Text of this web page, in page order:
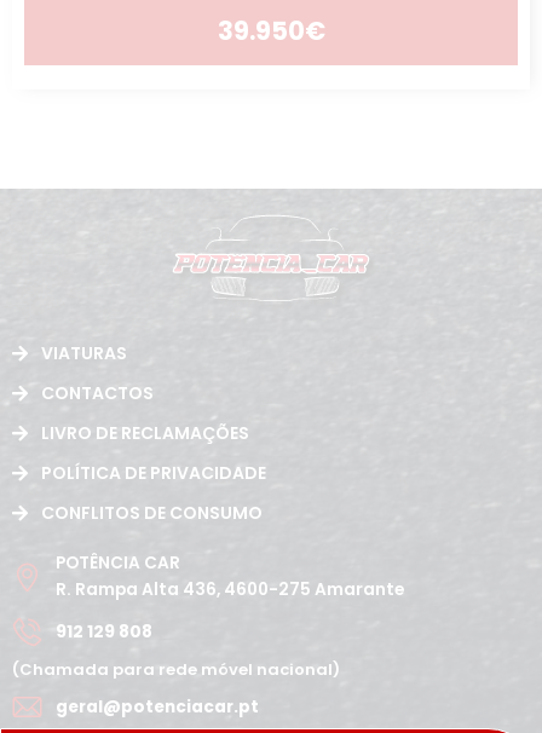
39.950€
VIATURAS
CONTACTOS
LIVRO DE RECLAMAÇÕES
POLÍTICA DE PRIVACIDADE
CONFLITOS DE CONSUMO
POTÊNCIA CAR
R. Rampa Alta 436, 4600-275 Amarante
912 129 808
(Chamada para rede móvel nacional)
geral@potenciacar.pt